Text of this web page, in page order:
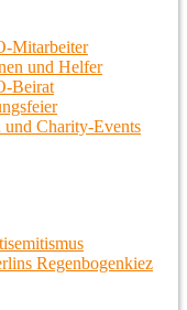
Mitarbeiter
und Helfer
Beirat
und Charity-Events
Regenbogenkiez